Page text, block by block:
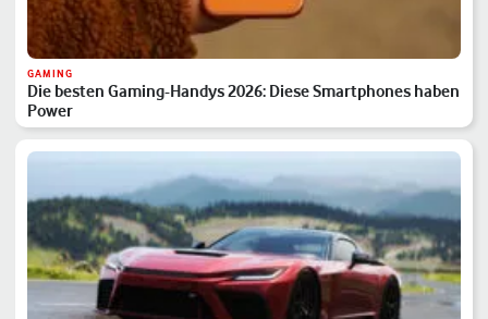
GAMING
Die besten Gaming-Handys 2026: Diese Smartphones haben
Power